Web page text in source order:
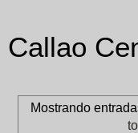
Callao
Mostrando